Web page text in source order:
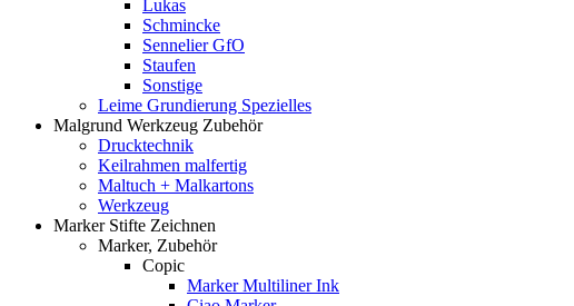
Lukas
Schmincke
Sennelier GfO
Staufen
Sonstige
Leime Grundierung Spezielles
Malgrund Werkzeug Zubehör
Drucktechnik
Keilrahmen malfertig
Maltuch + Malkartons
Werkzeug
Marker Stifte Zeichnen
Marker, Zubehör
Copic
Marker Multiliner Ink